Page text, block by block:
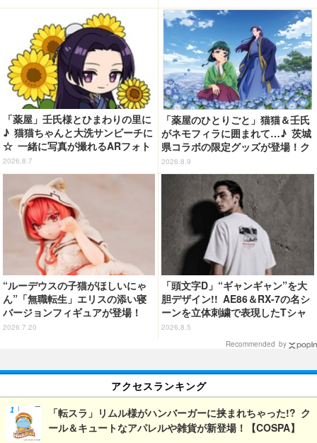
「薬屋」壬氏様とひまわりの里に
♪ 猫猫ちゃんと大洗サンビーチに
☆ 一緒に写真が撮れるARフォト
スポット企画「猫猫・壬氏と夏巡
り」開催【茨城県】
2026.8.7
「薬屋のひとりごと」猫猫＆壬氏
がネモフィラに囲まれて…♪ 茨城
県コラボの限定グッズが登場！ク
リアファイルやポストカードなど
2026.8.9
“ルーデウスの子猫がほしいにゃ
ん”「無職転生」エリスの添い寝
バージョンフィギュアが登場！
猫耳＆ネグリジェの圧倒的破壊力
2026.7.20
「頭文字D」“ギャンギャン”を大
胆デザイン!! AE86＆RX-7の名シ
ーンを立体刺繍で表現したTシャ
ツ登場
2026.8.5
Recommended by
アクセスランキング
「転スラ」リムル様がハンバーガーに挟まれちゃった!? ク
ール＆キュートなアパレルや雑貨が新登場！【COSPA】